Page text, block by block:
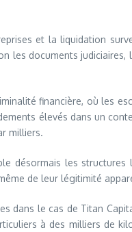
et la liquidation
les documents judiciaires,
financière, où les
élevés dans un
milliers.
désormais les
de leur légitimité
dans le cas de Titan
à des milliers de